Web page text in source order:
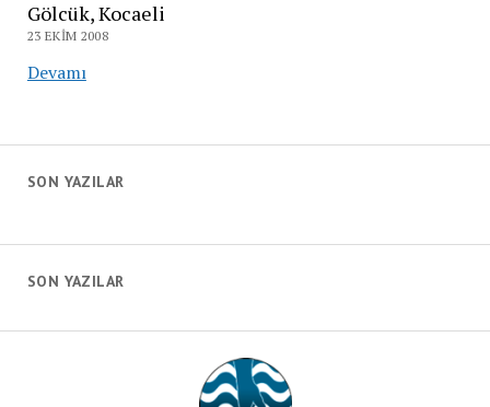
SON YAZILAR
Gölcük, Kocaeli
23 EKIM 2008
DevamıGölcük,
SON YAZILAR